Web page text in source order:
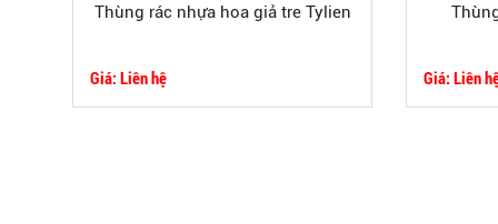
Thùng rác nhựa hoa giả tre Tylien
Giá: Liên hệ Giá: Liên